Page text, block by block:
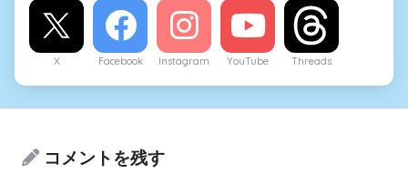
X Facebook Instagram YouTube Threads
コメントを残す